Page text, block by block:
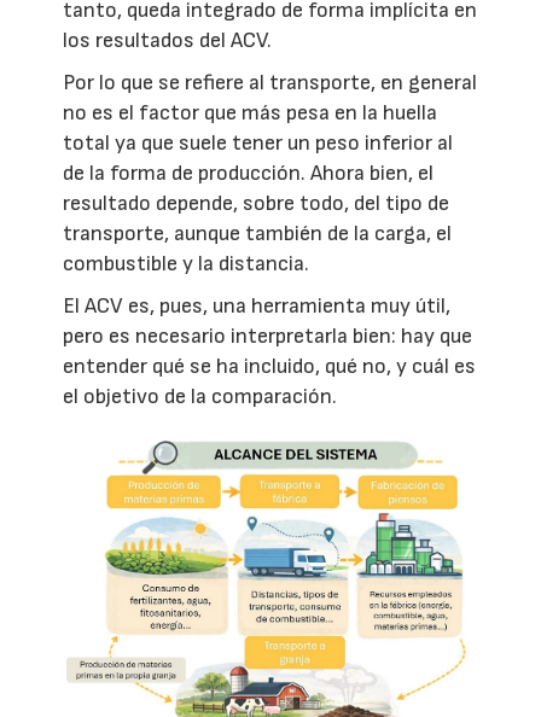
tanto, queda integrado de forma implícita en
los resultados del ACV.
Por lo que se refiere al transporte, en general
no es el factor que más pesa en la huella
total ya que suele tener un peso inferior al
de la forma de producción. Ahora bien, el
resultado depende, sobre todo, del tipo de
transporte, aunque también de la carga, el
combustible y la distancia.
El ACV es, pues, una herramienta muy útil,
pero es necesario interpretarla bien: hay que
entender qué se ha incluido, qué no, y cuál es
el objetivo de la comparación.